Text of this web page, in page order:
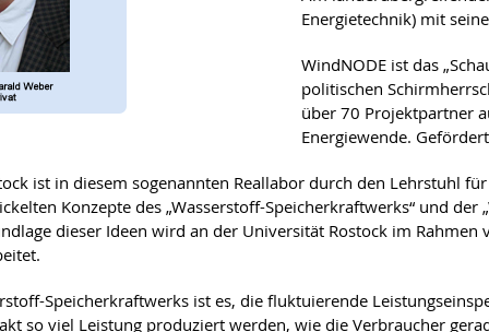
Energietechnik) mit
WindNODE ist das
politischen
über 70 Projektpartner
Energiewende.
ist in diesem sogenannten Reallabor durch den Lehrstuhl
Konzepte des „Wasserstoff-Speicherkraftwerks“ und
dieser Ideen wird an der Universität Rostock im
Speicherkraftwerks ist es, die fluktuierende
so viel Leistung produziert werden, wie die Verbraucher